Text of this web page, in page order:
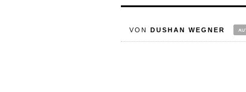
VON DUSHAN WEGNER